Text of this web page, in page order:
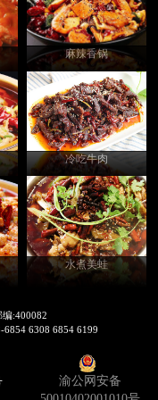
麻辣香锅
冷吃牛肉
水煮美蛙
:400082
6308 6854 6199
渝公网安备